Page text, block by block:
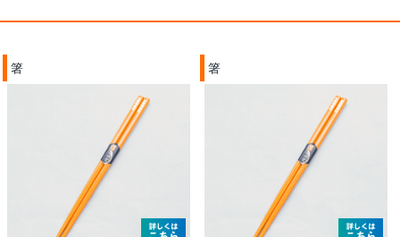
箸 箸